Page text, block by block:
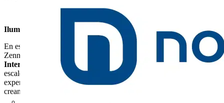
Iluminación y control: una experiencia personalizada
En estas viviendas, el lujo se extiende a la iluminación, donde
Zennio ha incorporado su sistema de control mediante el
DALIBox
Interface 64
y actuadores BIN 2X/4X
. Las luces de paso, como en
escaleras y pasillos, están perfectamente coordinadas, brindando una
experiencia de iluminación que sigue el ritmo de los residentes,
creando ambientes acogedores y funcionales.